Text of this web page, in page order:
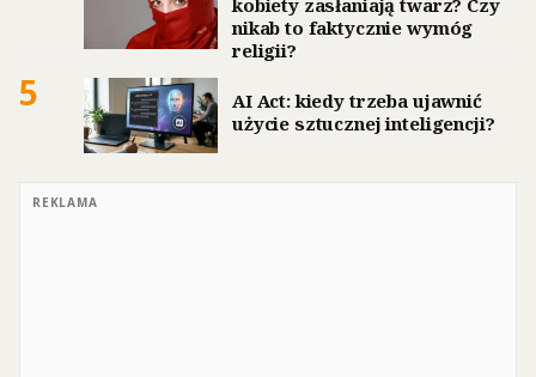
kobiety zasłaniają twarz? Czy
nikab to faktycznie wymóg
religii?
5
AI Act: kiedy trzeba ujawnić
użycie sztucznej inteligencji?
REKLAMA